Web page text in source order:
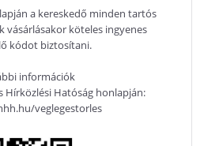
a kereskedő minden tartós
köteles ingyenes
kódot biztosítani.
információk
Hírközlési Hatóság honlapján:
veglegestorles